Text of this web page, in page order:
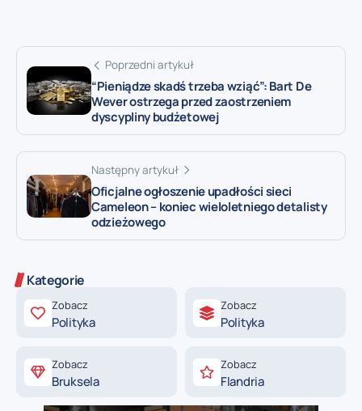
Poprzedni artykuł
“Pieniądze skadś trzeba wziąć”: Bart De
Wever ostrzega przed zaostrzeniem
dyscypliny budżetowej
Następny artykuł
Oficjalne ogłoszenie upadłości sieci
Cameleon – koniec wieloletniego detalisty
odzieżowego
Kategorie
Zobacz
Polityka
Zobacz
Polityka
Zobacz
Bruksela
Zobacz
Flandria